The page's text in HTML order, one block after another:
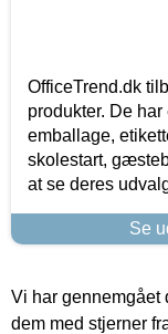
OfficeTrend.dk
produkter. De
emballage,
skolestart,
at se deres
Se
Vi har
dem med stjerner